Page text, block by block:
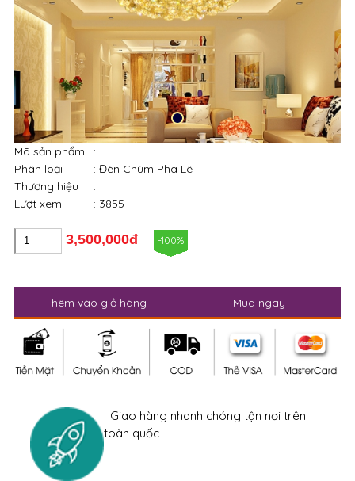
Mã sản phẩm
:
Phân loại
: Đèn Chùm Pha Lê
Thương hiệu
:
Lượt xem
: 3855
3,500,000đ -100%
Thêm vào giỏ hàng Mua ngay
Giao hàng nhanh chóng tận nơi trên
toàn quốc